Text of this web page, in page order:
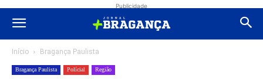
Publicidade
Início Bragança Paulista
Bragança Paulista Polícial Região